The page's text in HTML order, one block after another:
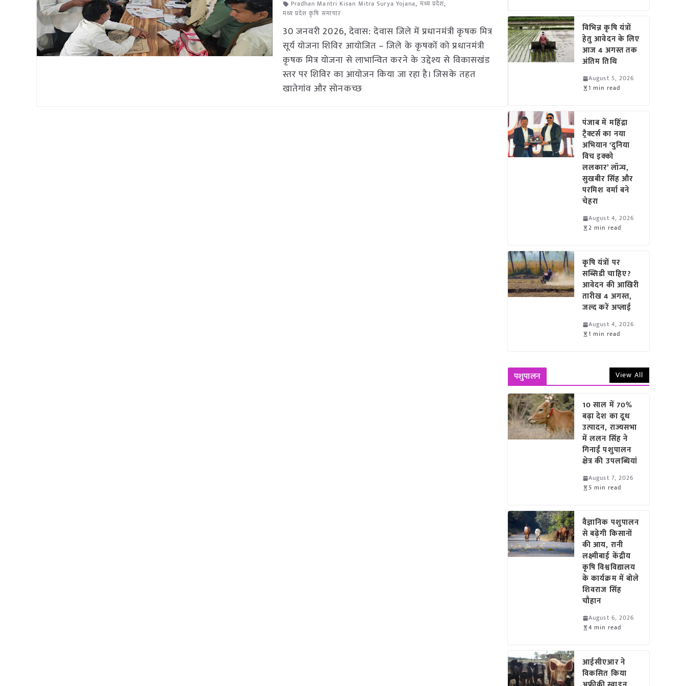
Pradhan Mantri Kisan Mitra Surya Yojana, मध्य प्रदेश,
मध्य प्रदेश कृषि समाचार
30 जनवरी 2026, देवास: देवास जिले में प्रधानमंत्री कृषक मित्र
सूर्य योजना शिविर आयोजित – जिले के कृषकों को प्रधानमंत्री
कृषक मित्र योजना से लाभान्वित करने के उद्देश्य से विकासखंड
स्तर पर शिविर का आयोजन किया जा रहा है। जिसके तहत
खातेगांव और सोनकच्छ
विभिन्न कृषि यंत्रों
हेतु आवेदन के लिए
आज 4 अगस्त तक
अंतिम तिथि
August 5, 2026
1 min read
पंजाब में महिंद्रा
ट्रैक्टर्स का नया
अभियान ‘दुनिया
विच इक्को
ललकार’ लॉन्च,
सुखबीर सिंह और
परमिश वर्मा बने
चेहरा
August 4, 2026
2 min read
कृषि यंत्रों पर
सब्सिडी चाहिए?
आवेदन की आखिरी
तारीख 4 अगस्त,
जल्द करें अप्लाई
August 4, 2026
1 min read
पशुपालन View All
10 साल में 70%
बढ़ा देश का दूध
उत्पादन, राज्यसभा
में ललन सिंह ने
गिनाईं पशुपालन
क्षेत्र की उपलब्धियां
August 7, 2026
5 min read
वैज्ञानिक पशुपालन
से बढ़ेगी किसानों
की आय, रानी
लक्ष्मीबाई केंद्रीय
कृषि विश्वविद्यालय
के कार्यक्रम में बोले
शिवराज सिंह
चौहान
August 6, 2026
4 min read
आईसीएआर ने
विकसित किया